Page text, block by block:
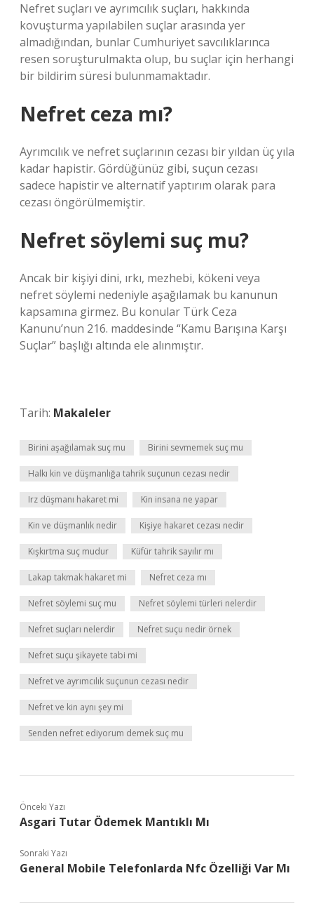
Nefret suçları ve ayrımcılık suçları, hakkında
kovuşturma yapılabilen suçlar arasında yer
almadığından, bunlar Cumhuriyet savcılıklarınca
resen soruşturulmakta olup, bu suçlar için herhangi
bir bildirim süresi bulunmamaktadır.
Nefret ceza mı?
Ayrımcılık ve nefret suçlarının cezası bir yıldan üç yıla
kadar hapistir. Gördüğünüz gibi, suçun cezası
sadece hapistir ve alternatif yaptırım olarak para
cezası öngörülmemiştir.
Nefret söylemi suç mu?
Ancak bir kişiyi dini, ırkı, mezhebi, kökeni veya
nefret söylemi nedeniyle aşağılamak bu kanunun
kapsamına girmez. Bu konular Türk Ceza
Kanunu’nun 216. maddesinde “Kamu Barışına Karşı
Suçlar” başlığı altında ele alınmıştır.
Tarih: Makaleler
Birini aşağılamak suç mu Birini sevmemek suç mu
Halkı kin ve düşmanlığa tahrik suçunun cezası nedir
Irz düşmanı hakaret mi Kin insana ne yapar
Kin ve düşmanlık nedir Kişiye hakaret cezası nedir
Kışkırtma suç mudur Küfür tahrik sayılır mı
Lakap takmak hakaret mi Nefret ceza mı
Nefret söylemi suç mu Nefret söylemi türleri nelerdir
Nefret suçları nelerdir Nefret suçu nedir örnek
Nefret suçu şikayete tabi mi
Nefret ve ayrımcılık suçunun cezası nedir
Nefret ve kin aynı şey mi
Senden nefret ediyorum demek suç mu
Önceki Yazı
Asgari Tutar Ödemek Mantıklı Mı
Sonraki Yazı
General Mobile Telefonlarda Nfc Özelliği Var Mı